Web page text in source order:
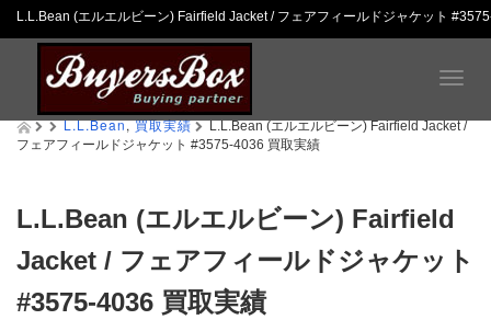
L.L.Bean (エルエルビーン) Fairfield Jacket / フェアフィールドジャケット
T
g
n
a
v
L.L.Bean,買取実績
L.L.Bean (エルエルビーン) Fairfield Jacket /
フェアフィールドジャケット #3575-4036 買取実績
L.L.Bean (エルエルビーン) Fairfield
Jacket / フェアフィールドジャケット
#3575-4036 買取実績